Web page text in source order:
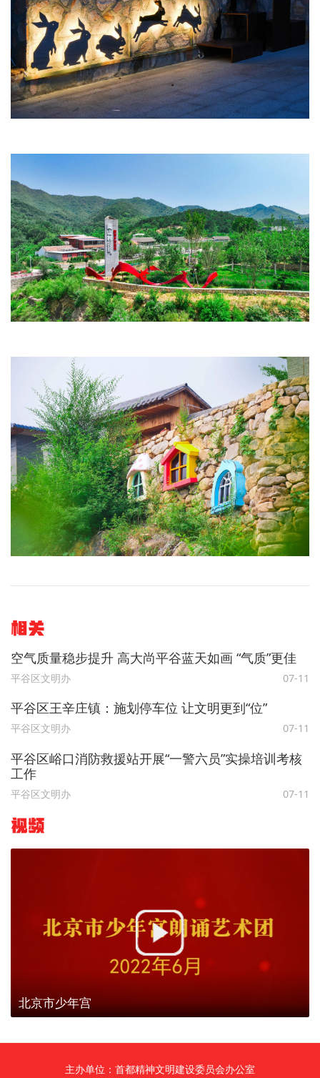
相关
空气质量稳步提升 高大尚平谷蓝天如画 “气质”更佳
平谷区文明办 07-11
平谷区王辛庄镇：施划停车位 让文明更到“位”
平谷区文明办 07-11
平谷区峪口消防救援站开展“一警六员”实操培训考核
工作
平谷区文明办 07-11
视频
北京市少年宫
主办单位：首都精神文明建设委员会办公室